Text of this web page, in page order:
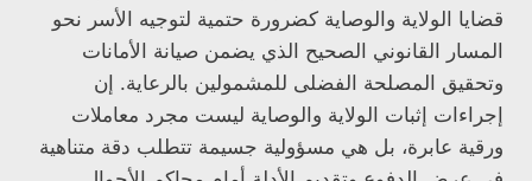
قضايا الولاية والوصاية كضرورة حتمية لتوجيه الأسر نحو
المسار القانوني الصحيح الذي يضمن صيانة الأمانات
وتحقيق المصلحة الفضلى للمشمولين بالرعاية. إن
إجراءات إثبات الولاية والوصاية ليست مجرد معاملات
ورقية عابرة، بل هي مسؤولية جسيمة تتطلب دقة متناهية